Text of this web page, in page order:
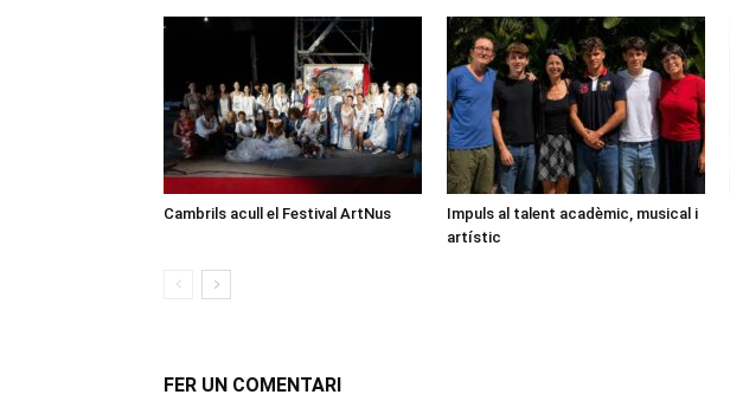
Cambrils acull el Festival ArtNus
Impuls al talent acadèmic, musical i
artístic
FER UN COMENTARI